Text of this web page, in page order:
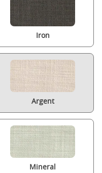
Iron
Argent
Mineral